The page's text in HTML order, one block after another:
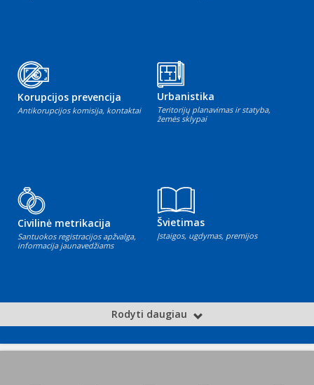
Korupcijos prevencija
Antikorupcijos komisija, kontaktai
Urbanistika
Teritorijų planavimas ir statyba,
žemės sklypai
Civilinė metrikacija
Santuokos registracijos apžvalga,
informacija jaunavedžiams
Švietimas
Įstaigos, ugdymas, premijos
Rodyti daugiau